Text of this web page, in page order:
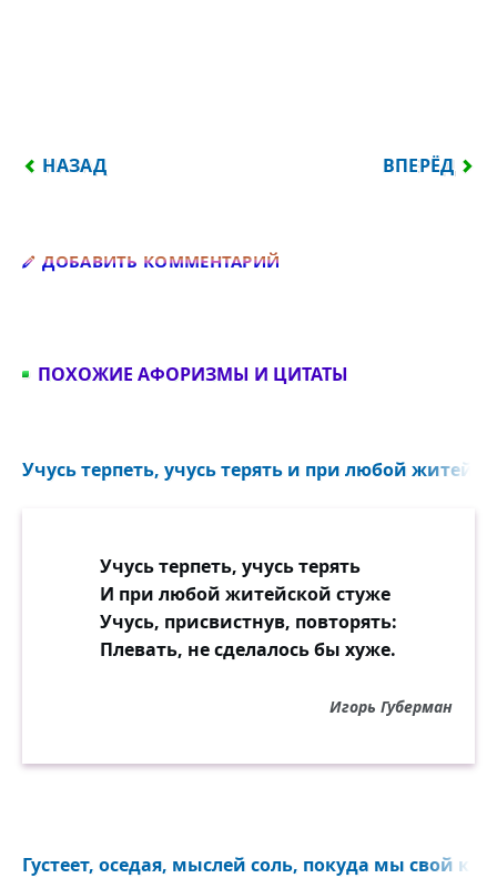
ПРЕДЫДУЩИЙ: ВСЯКИЙ В КОНЦЕ КОНЦОВ
НАЗАД ВПЕРЁД
ДОБАВИТЬ КОММЕНТАРИЙ
ПОХОЖИЕ АФОРИЗМЫ И ЦИТАТЫ
Учусь терпеть, учусь терять и при любой
Учусь терпеть, учусь терять
И при любой житейской стуже
Учусь, присвистнув, повторять:
Плевать, не сделалось бы хуже.
Игорь Губерман
Густеет, оседая, мыслей соль, покуда мы свой